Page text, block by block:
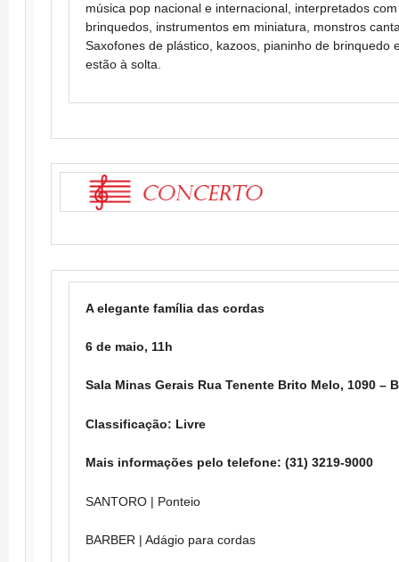
música pop nacional e internacional, interpretados
brinquedos, instrumentos em miniatura, monstros
Saxofones de plástico, kazoos, pianinho de brinquedo
estão à solta.
A elegante família das cordas
6 de maio, 11h
Sala Minas Gerais Rua Tenente Brito Melo, 1090 –
Classificação: Livre
Mais informações pelo telefone: (31) 3219-9000
SANTORO | Ponteio
BARBER | Adágio para cordas